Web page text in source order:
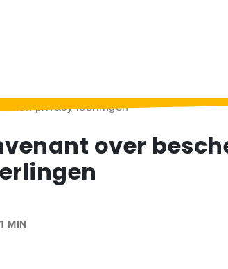
privacy leerlingen
over
1 MIN